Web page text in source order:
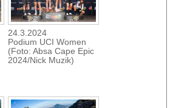
24.3.2024
Podium UCI Women
(Foto: Absa Cape Epic
2024/Nick Muzik)